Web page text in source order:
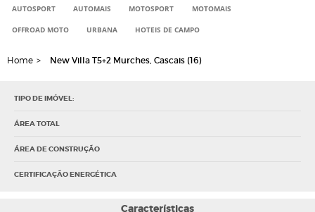
AUTOSPORT AUTOMAIS MOTOSPORT MOTOMAIS
OFFROAD MOTO URBANA HOTEIS DE CAMPO
Home > New Villa T5+2 Murches, Cascais (16)
TIPO DE IMÓVEL:
ÁREA TOTAL
ÁREA DE CONSTRUÇÃO
CERTIFICAÇÃO ENERGÉTICA
Características